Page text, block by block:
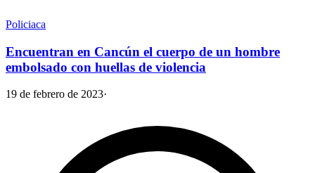
Policiaca
Encuentran en Cancún el cuerpo de un hombre
embolsado con huellas de violencia
19 de febrero de 2023·